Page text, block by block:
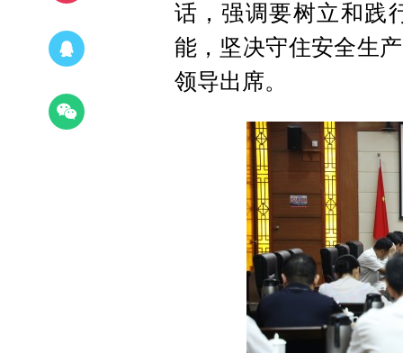
话，强调要树立和践
能，坚决守住安全生
领导出席。